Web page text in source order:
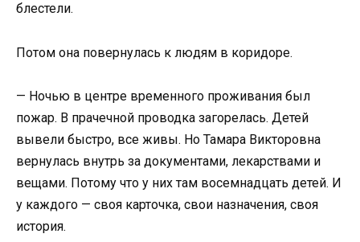
блестели.
Потом она повернулась к людям в коридоре.
— Ночью в центре временного проживания был
пожар. В прачечной проводка загорелась. Детей
вывели быстро, все живы. Но Тамара Викторовна
вернулась внутрь за документами, лекарствами и
вещами. Потому что у них там восемнадцать детей. И
у каждого — своя карточка, свои назначения, своя
история.